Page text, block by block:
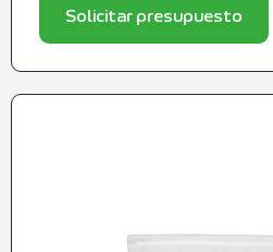
Solicitar presupuesto